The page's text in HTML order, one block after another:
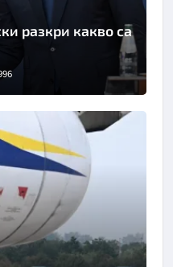
разкри какво са